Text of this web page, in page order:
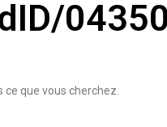
ce que vous cherchez.